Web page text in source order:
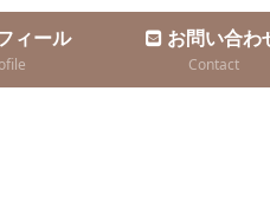
ィール
お問い合わ
Contact